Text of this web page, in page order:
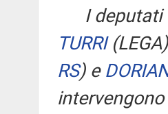
I deputati
TURRI
RS)e